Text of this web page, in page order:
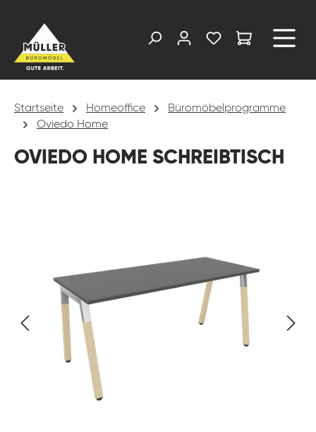
Startseite Homeoffice
Büromöbelprogramme
Oviedo Home
OVIEDO HOME SCHREIBTISCH